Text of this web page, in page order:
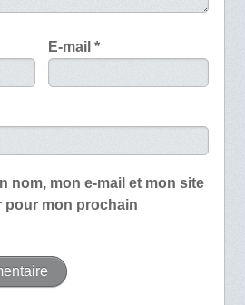
E-mail*
nom, mon e-mail et mon site
pour mon prochain